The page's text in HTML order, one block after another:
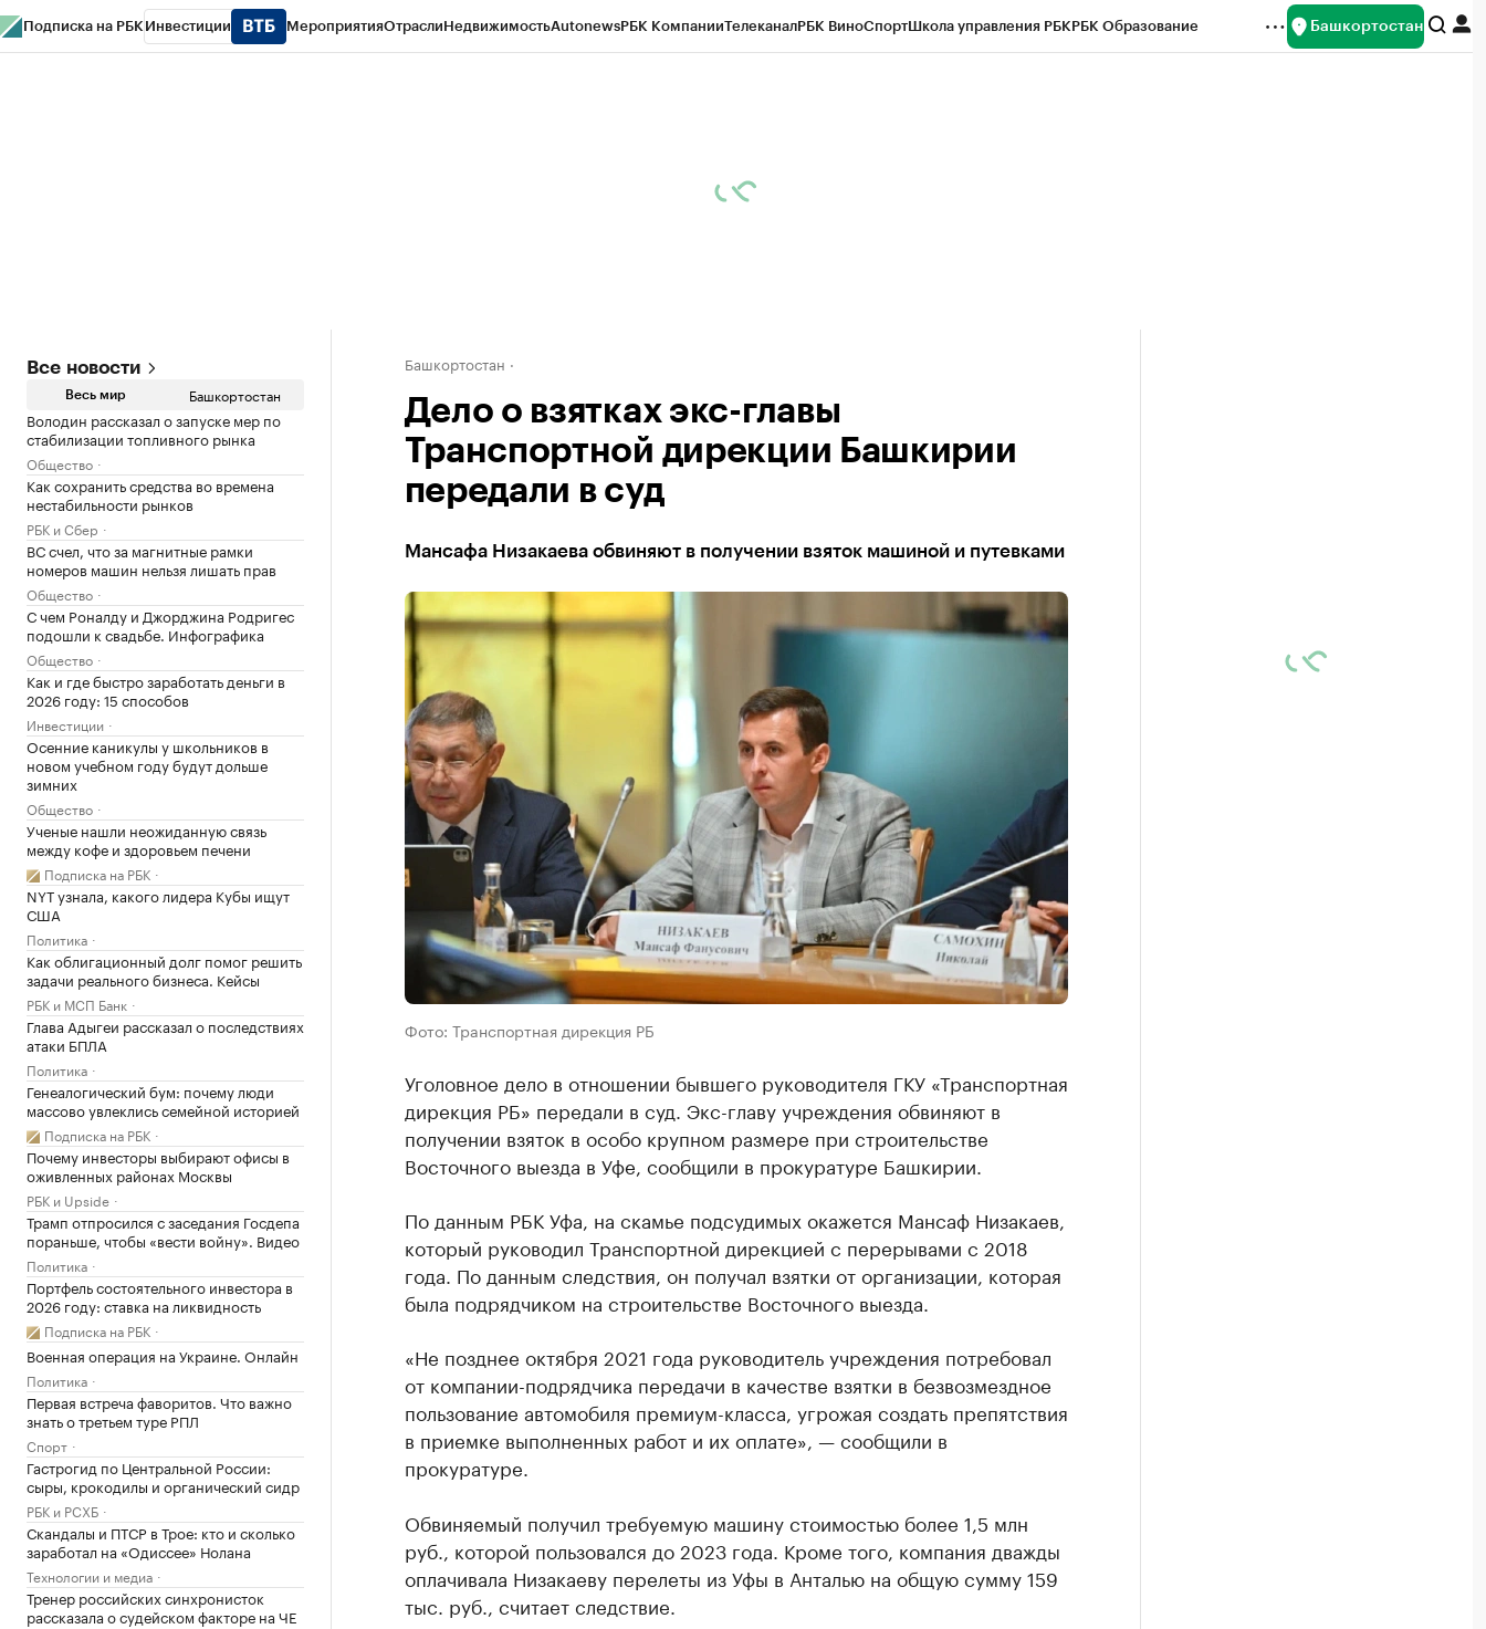
Подписка на РБК Инвестиции МероприятияОтраслиНедвижимостьAutonewsРБК КомпанииТелеканалРБК ВиноСпортШкола управления РБКРБК Образование Башкортостан
Все новости
Весь мир Башкортостан
Володин рассказал о запуске мер по
стабилизации топливного рынка
Общество
Как сохранить средства во времена
нестабильности рынков
РБК и Сбер
ВС счел, что за магнитные рамки
номеров машин нельзя лишать прав
Общество
С чем Роналду и Джорджина Родригес
подошли к свадьбе. Инфографика
Общество
Как и где быстро заработать деньги в
2026 году: 15 способов
Инвестиции
Осенние каникулы у школьников в
новом учебном году будут дольше
зимних
Общество
Ученые нашли неожиданную связь
между кофе и здоровьем печени
Подписка на РБК
NYT узнала, какого лидера Кубы ищут
США
Политика
Как облигационный долг помог решить
задачи реального бизнеса. Кейсы
РБК и МСП Банк
Глава Адыгеи рассказал о последствиях
атаки БПЛА
Политика
Генеалогический бум: почему люди
массово увлеклись семейной историей
Подписка на РБК
Почему инвесторы выбирают офисы в
оживленных районах Москвы
РБК и Upside
Трамп отпросился с заседания Госдепа
пораньше, чтобы «вести войну». Видео
Политика
Портфель состоятельного инвестора в
2026 году: ставка на ликвидность
Подписка на РБК
Военная операция на Украине. Онлайн
Политика
Первая встреча фаворитов. Что важно
знать о третьем туре РПЛ
Спорт
Гастрогид по Центральной России:
сыры, крокодилы и органический сидр
РБК и РСХБ
Скандалы и ПТСР в Трое: кто и сколько
заработал на «Одиссее» Нолана
Технологии и медиа
Тренер российских синхронисток
рассказала о судейском факторе на ЧЕ
Башкортостан
Дело о взятках экс-главы
Транспортной дирекции Башкирии
передали в суд
Мансафа Низакаева обвиняют в получении взяток машиной и путевками
Фото: Транспортная дирекция РБ
Уголовное дело в отношении бывшего руководителя ГКУ «Транспортная
дирекция РБ» передали в суд. Экс-главу учреждения обвиняют в
получении взяток в особо крупном размере при строительстве
Восточного выезда в Уфе, сообщили в прокуратуре Башкирии.
По данным РБК Уфа, на скамье подсудимых окажется Мансаф Низакаев,
который руководил Транспортной дирекцией с перерывами с 2018
года. По данным следствия, он получал взятки от организации, которая
была подрядчиком на строительстве Восточного выезда.
«Не позднее октября 2021 года руководитель учреждения потребовал
от компании-подрядчика передачи в качестве взятки в безвозмездное
пользование автомобиля премиум-класса, угрожая создать препятствия
в приемке выполненных работ и их оплате», — сообщили в
прокуратуре.
Обвиняемый получил требуемую машину стоимостью более 1,5 млн
руб., которой пользовался до 2023 года. Кроме того, компания дважды
оплачивала Низакаеву перелеты из Уфы в Анталью на общую сумму 159
тыс. руб., считает следствие.